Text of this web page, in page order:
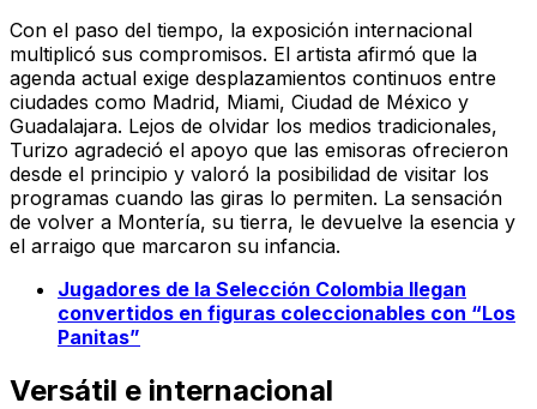
Con el paso del tiempo, la exposición internacional
multiplicó sus compromisos. El artista afirmó que la
agenda actual exige desplazamientos continuos entre
ciudades como Madrid, Miami, Ciudad de México y
Guadalajara. Lejos de olvidar los medios tradicionales,
Turizo agradeció el apoyo que las emisoras ofrecieron
desde el principio y valoró la posibilidad de visitar los
programas cuando las giras lo permiten. La sensación
de volver a Montería, su tierra, le devuelve la esencia y
el arraigo que marcaron su infancia.
Jugadores de la Selección Colombia llegan
convertidos en figuras coleccionables con “Los
Panitas”
Versátil e internacional